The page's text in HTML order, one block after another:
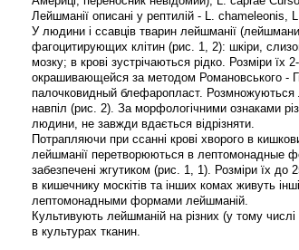
Лейшманії описані у рептилій - L. chameleonis,
У людини і ссавців тварин лейшманії
фагоцитирующих клітин (рис. 1, 2): шкіри,
мозку; в крові зустрічаються рідко. Розміри
окрашивающейся за методом Романовського -
палочковидный блефаропласт. Розмножуються
навпіл (рис. 2). За морфологічними ознаками
людини, не завжди вдається відрізняти.
Потрапляючи при ссанні крові хворого в
лейшманії перетворюються в лептомонадные
забезпечені жгутиком (рис. 1, 1). Розміри їх
в кишечнику москітів та інших комах живуть
лептомонадными формами лейшманій.
Культивують лейшманій на різних (у тому
в культурах тканин.